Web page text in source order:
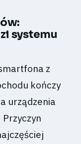
systemu
z
kończy
urządzenia